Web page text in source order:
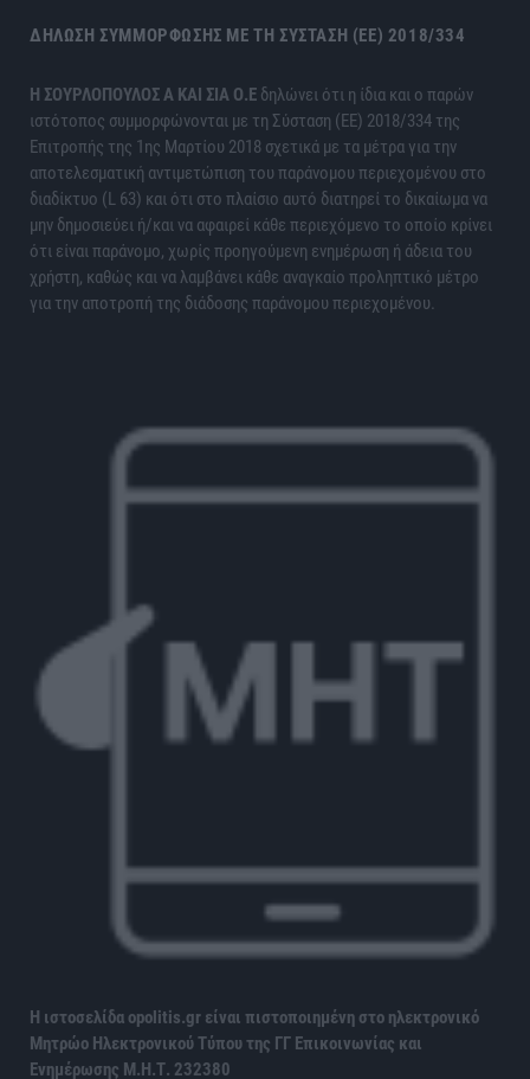
ΔΉΛΩΣΗ ΣΥΜΜΌΡΦΩΣΗΣ ΜΕ ΤΗ ΣΎΣΤΑΣΗ (ΕΕ) 2018/334
H ΣΟΥΡΛΟΠΟΥΛΟΣ Α ΚΑΙ ΣΙΑ Ο.Ε δηλώνει ότι η ίδια και ο παρών
ιστότοπος συμμορφώνονται με τη Σύσταση (ΕΕ) 2018/334 της
Επιτροπής της 1ης Μαρτίου 2018 σχετικά με τα μέτρα για την
αποτελεσματική αντιμετώπιση του παράνομου περιεχομένου στο
διαδίκτυο (L 63) και ότι στο πλαίσιο αυτό διατηρεί το δικαίωμα να
μην δημοσιεύει ή/και να αφαιρεί κάθε περιεχόμενο το οποίο κρίνει
ότι είναι παράνομο, χωρίς προηγούμενη ενημέρωση ή άδεια του
χρήστη, καθώς και να λαμβάνει κάθε αναγκαίο προληπτικό μέτρο
για την αποτροπή της διάδοσης παράνομου περιεχομένου.
Η ιστοσελίδα opolitis.gr είναι πιστοποιημένη στο ηλεκτρονικό
Μητρώο Ηλεκτρονικού Τύπου της ΓΓ Επικοινωνίας και
Ενημέρωσης Μ.Η.Τ. 232380